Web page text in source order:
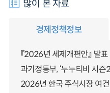
많이 본 자료
경제정책정보
『2026년 세제개편안』 발표
과기정통부, ‘누누티비 시즌
2026년 한국 주식시장 여